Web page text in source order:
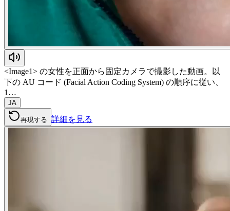
<Image1> の女性を正面から固定カメラで撮影した動画。以
下の AU コード (Facial Action Coding System) の順序に従い、
1…
JA
再現する 詳細を見る